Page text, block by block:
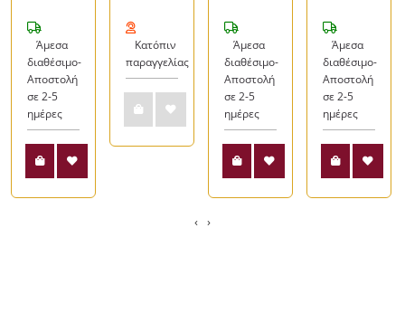
Άμεσα
διαθέσιμο-
Αποστολή
σε 2-5
ημέρες
Κατόπιν
παραγγελίας
Άμεσα
διαθέσιμο-
Αποστολή
σε 2-5
ημέρες
Άμεσα
διαθέσιμο-
Αποστολή
σε 2-5
ημέρες
‹ ›